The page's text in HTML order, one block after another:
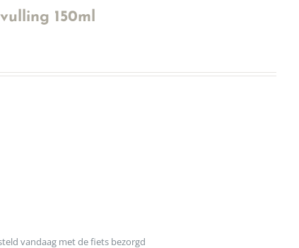
150ml
vandaag met de fiets bezorgd